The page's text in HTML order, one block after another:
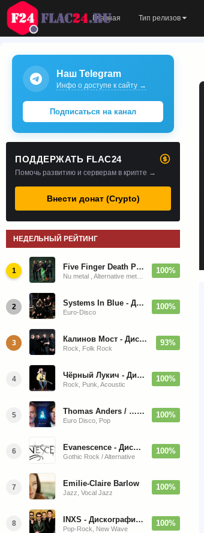
Главная Тип релизов
Наш Telegram
Инфо о доступе к сайту →
Подписаться на канал
ПОДДЕРЖАТЬ FLAC24
Помочь развитию и серверам в крипте →
Внести донат (Crypto)
НЕДЕЛЬНЫЙ РЕЙТИНГ
1 Five Finger Death Punch - Дискография (2008-2026) 100%
2 Systems In Blue - Дискография (2020-2026)
Euro-Disco
100%
3 Калинов Мост - Дискография (1986-2026)
Rock, Folk Rock
93%
4 Чёрный Лукич - Дискография (1987-2014)
Rock, Punk, Acoustic
100%
5 Thomas Anders / … Sings Modern Talking: The Best hi-res
Euro Disco, Pop
100%
6 Evanescence - Дискография (1998-2026)
Gothic Rock / Alternative
100%
7 Emilie-Claire Barlow
Jazz, Vocal Jazz
100%
8 INXS - Дискография (1981-2004)
Pop-Rock, New Wave
100%